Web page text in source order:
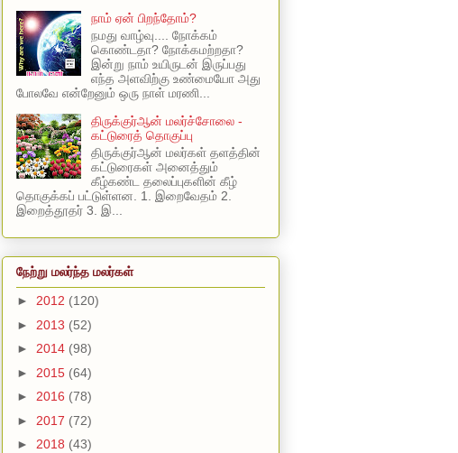
நாம் ஏன் பிறந்தோம்?
நமது வாழ்வு.... நோக்கம்
கொண்டதா? நோக்கமற்றதா?
இன்று நாம் உயிருடன் இருப்பது
எந்த அளவிற்கு உண்மையோ அது
போலவே என்றேனும் ஒரு நாள் மரணி...
திருக்குர்ஆன் மலர்ச்சோலை -
கட்டுரைத் தொகுப்பு
திருக்குர்ஆன் மலர்கள் தளத்தின்
கட்டுரைகள் அனைத்தும்
கீழ்கண்ட தலைப்புகளின் கீழ்
தொகுக்கப் பட்டுள்ளன. 1. இறைவேதம் 2.
இறைத்தூதர் 3. இ...
நேற்று மலர்ந்த மலர்கள்
► 2012 (120)
► 2013 (52)
► 2014 (98)
► 2015 (64)
► 2016 (78)
► 2017 (72)
► 2018 (43)